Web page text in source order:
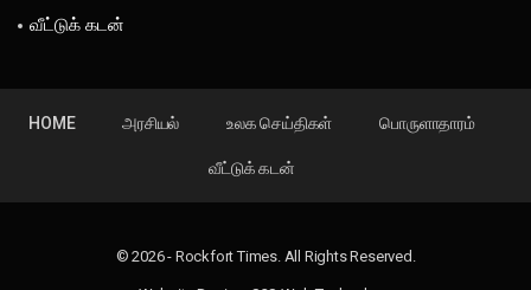
வீட்டுக் கடன்
HOME அரசியல் உலக செய்திகள் பொருளாதாரம்
வீட்டுக் கடன்
© 2026 - Rockfort Times. All Rights Reserved.